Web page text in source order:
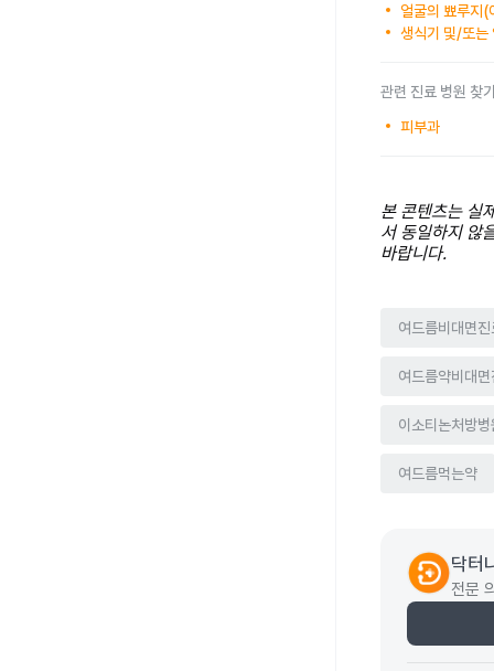
얼굴의 뾰루지(
생식기 및/또는
관련 진료 병원 찾
피부과
본 콘텐츠는 실
서 동일하지 않
바랍니다.
여드름비대면
여드름약비대
이소티논처방병
여드름먹는약
닥터
전문